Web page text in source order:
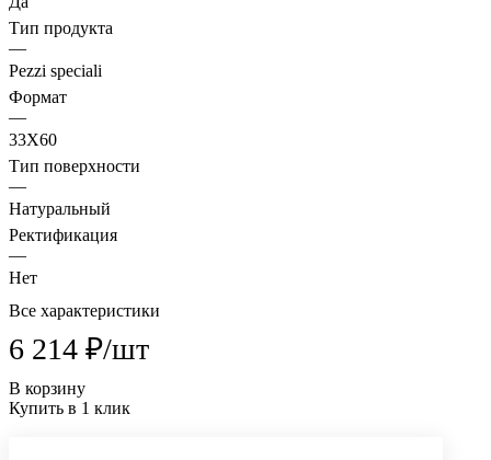
Тип продукта
—
Pezzi speciali
Формат
—
33X60
Тип поверхности
—
Натуральный
Ректификация
—
Нет
Все характеристики
6 214 ₽/шт
В корзину
Купить в 1 клик